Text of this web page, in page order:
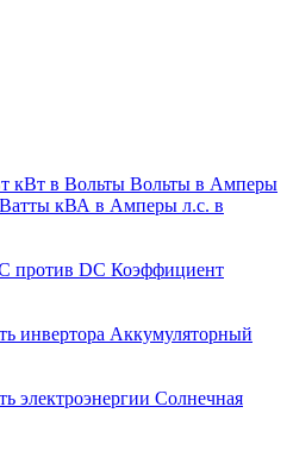
кВт в Вольты Вольты в Амперы
кВА в Амперы л.с. в
против DC Коэффициент
инвертора Аккумуляторный
электроэнергии Солнечная